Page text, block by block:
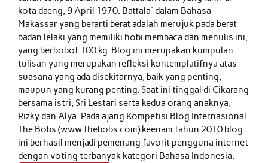
kota daeng, 9 April 1970. Battala' dalam Bahasa
Makassar yang berarti berat adalah merujuk pada berat
badan lelaki yang memiliki hobi membaca dan menulis ini,
yang berbobot 100 kg. Blog ini merupakan kumpulan
tulisan yang merupakan refleksi kontemplatifnya atas
suasana yang ada disekitarnya, baik yang penting,
maupun yang kurang penting. Saat ini tinggal di Cikarang
bersama istri, Sri Lestari serta kedua orang anaknya,
Rizky dan Alya. Pada ajang Kompetisi Blog Internasional
The Bobs (www.thebobs.com) keenam tahun 2010 blog
ini berhasil menjadi pemenang favorit pengguna internet
dengan voting terbanyak kategori Bahasa Indonesia.